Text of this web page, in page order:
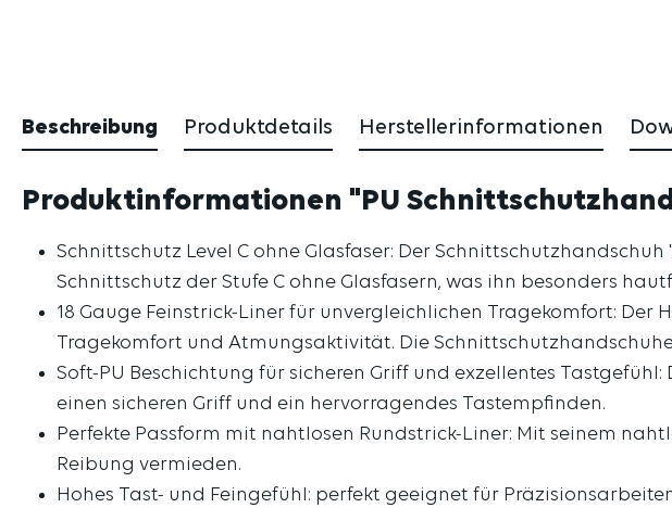
Beschreibung Produktdetails Herstellerinformationen
Produktinformationen "PU
Schnittschutz Level C ohne Glasfaser: Der
Schnittschutz der Stufe C ohne Glasfasern, was ihn besonders
18 Gauge Feinstrick-Liner für unvergleichlichen Tragekomfort:
Tragekomfort und Atmungsaktivität. Die
Soft-PU Beschichtung für sicheren Griff und exzellentes
einen sicheren Griff und ein hervorragendes Tastempfinden.
Perfekte Passform mit nahtlosen Rundstrick-Liner: Mit seinem
Reibung vermieden.
Hohes Tast- und Feingefühl: perfekt geeignet für